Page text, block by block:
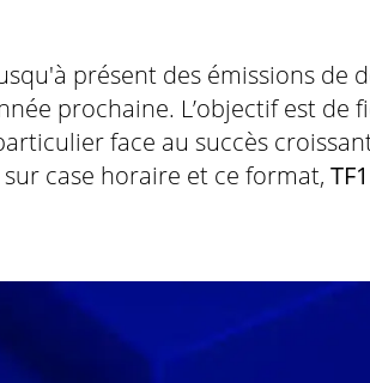
présent des émissions de
prochaine. L’objectif est de
face au succès
case horaire et ce format,